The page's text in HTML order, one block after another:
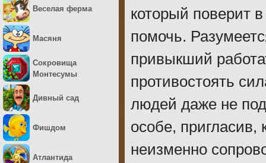
который поверит
помочь.
привыкший
противостоять
людей даже не
особе, пригласив,
неизменно
Веселая ферма
Масяня
Сокровища
Монтесумы
Дивный сад
Фишдом
Атлантида